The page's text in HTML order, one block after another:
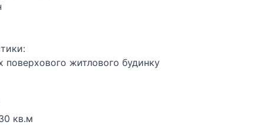
житлового будинку
кв.м